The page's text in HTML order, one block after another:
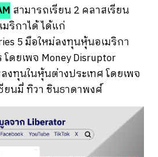
สามารถเรียน 2 คลาสเรียน
ริกาได้ ได้แก่
5 มือใหม่ลงทุนหุ้นอเมริกา
ดยเพจ Money Disruptor
งทุนในหุ้นต่างประเทศ โดยเพจ
ยนมี่ ทิวา ชินธาดาพงศ์